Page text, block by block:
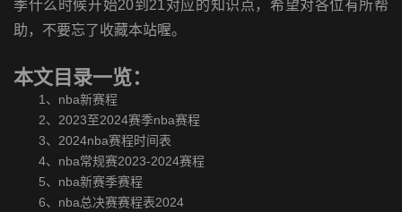
季什么时候开始20到21对应的知识点，希望对各位有所帮
助，不要忘了收藏本站喔。
本文目录一览：
1、 nba新赛程
2、 2023至2024赛季nba赛程
3、 2024nba赛程时间表
4、 nba常规赛2023-2024赛程
5、 nba新赛季赛程
6、 nba总决赛赛程表2024